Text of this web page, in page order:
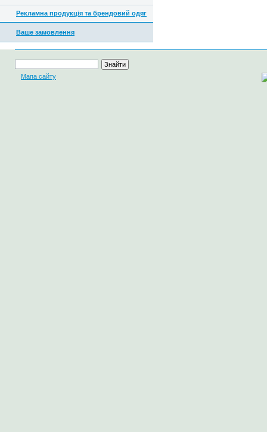
Рекламна продукція та брендовий одяг
Ваше замовлення
Мапа сайту